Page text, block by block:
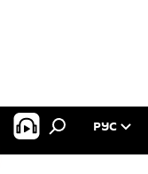
РУС